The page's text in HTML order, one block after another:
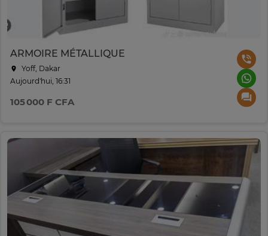
ARMOIRE MÉTALLIQUE
Yoff, Dakar
Aujourd'hui, 16:31
105 000 F CFA